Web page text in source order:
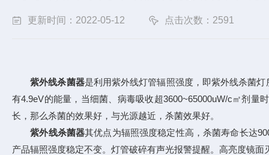
更新时间：2022-05-12 点击次数：2591
紫外线杀菌器是利用紫外线灯管辐照强度，即紫外线杀菌
有4.9eV的能量，当细菌、病毒吸收超3600~65000uW/c㎡剂
长，那么杀菌的效果好，与光源越近，杀菌效果好。
紫外线杀菌器其优点为辐照强度稳定性高，杀菌寿命长达
产品辐照强度稳定不变。灯管破碎有声光报警提醒。高亮度镜